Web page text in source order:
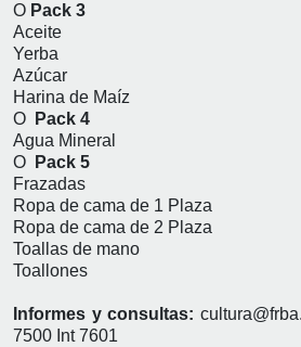
O Pack 3
Aceite
Yerba
Azúcar
Harina de Maíz
O
Pack 4
Agua Mineral
O
Pack 5
Frazadas
Ropa de cama de 1 Plaza
Ropa de cama de 2 Plaza
Toallas de mano
Toallones
Informes y consultas:
7500 Int 7601